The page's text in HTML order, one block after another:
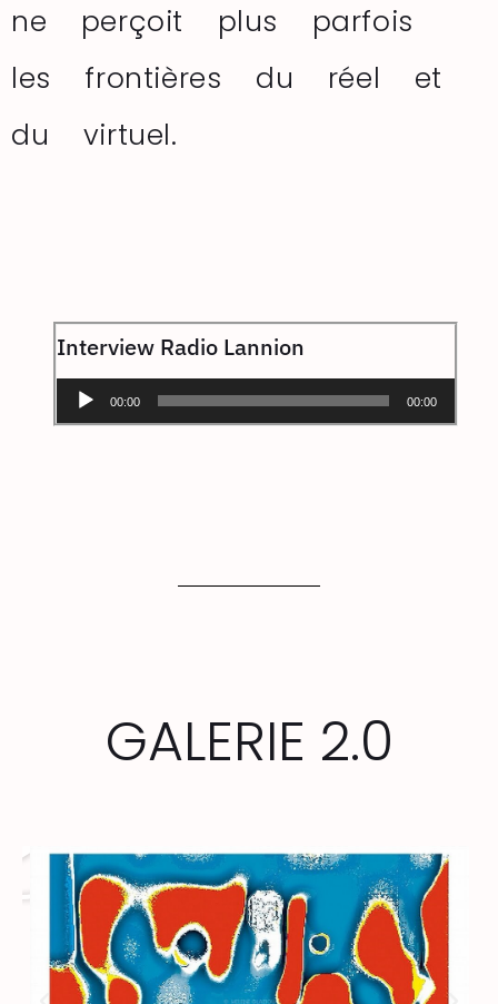
ne perçoit plus parfois
les frontières du réel et
du virtuel.
Interview Radio Lannion
Lecteur
audio
00:00 00:00
GALERIE 2.0